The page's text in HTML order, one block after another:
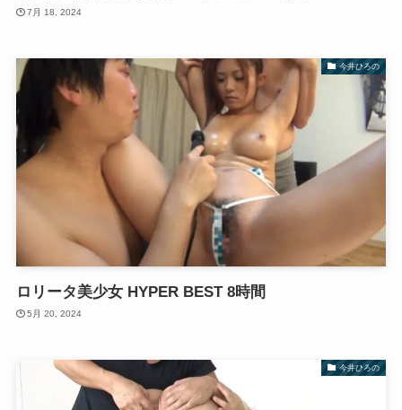
7月 18, 2024
今井ひろの
ロリータ美少女 HYPER BEST 8時間
5月 20, 2024
今井ひろの